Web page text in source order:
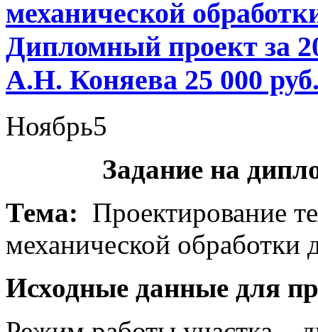
механической
Дипломный проект за
А.Н. Коняева 25 000
Ноябрь5
Задание на
Тема: Проектирование
механической обработки
Исходные данные для